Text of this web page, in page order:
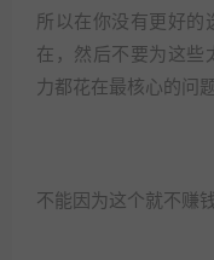
所以在你没有更好的
在，然后不要为这些
力都花在最核心的问
不能因为这个就不赚